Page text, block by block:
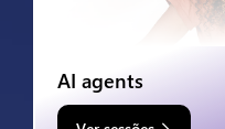
AI agents